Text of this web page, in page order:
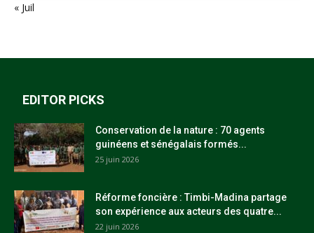
« Juil
EDITOR PICKS
Conservation de la nature : 70 agents
guinéens et sénégalais formés...
25 juin 2026
Réforme foncière : Timbi-Madina partage
son expérience aux acteurs des quatre...
22 juin 2026